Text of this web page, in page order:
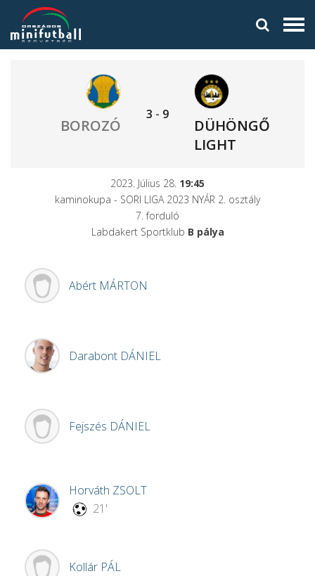
BOROZÓ
3 - 9
DÜHÖNGŐ
LIGHT
2023. Július 28. 19:45
kaminokupa - SORI LIGA 2023 NYÁR 2. osztály
7. forduló
Labdakert Sportklub B pálya
Abért MÁRTON
Darabont DÁNIEL
Fejszés DÁNIEL
Horváth ZSOLT
21'
Kollár PÁL